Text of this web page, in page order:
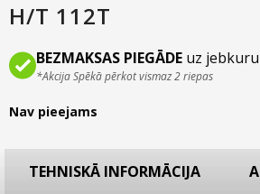
H/T 112T
BEZMAKSAS PIEGĀDE uz
*Akcija Spēkā pērkot vismaz 2 riepas
Nav pieejams
TEHNISKĀ INFORMĀCIJA